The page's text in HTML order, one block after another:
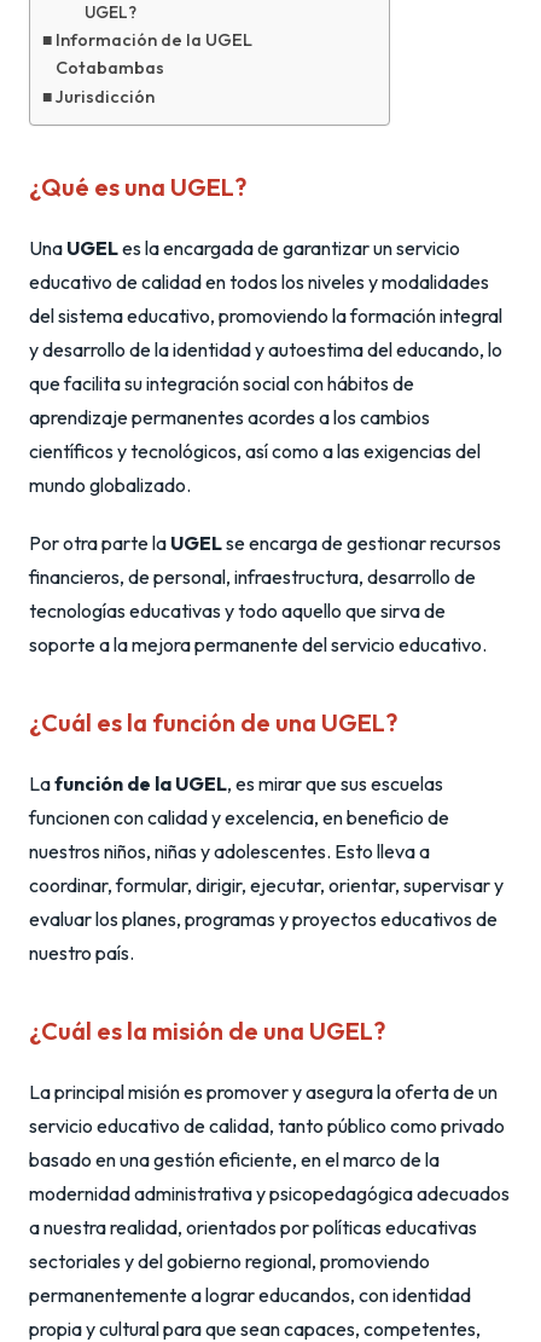
UGEL?
Información de la UGEL
Cotabambas
Jurisdicción
¿Qué es una UGEL?
Una UGELes la encargada de garantizar un servicio
educativo de calidad en todos los niveles y modalidades
del sistema educativo, promoviendo la formación integral
y desarrollo de la identidad y autoestima del educando, lo
que facilita su integración social con hábitos de
aprendizaje permanentes acordes a los cambios
científicos y tecnológicos, así como a las exigencias del
mundo globalizado.
Por otra parte la UGELse encarga de gestionar recursos
financieros, de personal, infraestructura, desarrollo de
tecnologías educativas y todo aquello que sirva de
soporte a la mejora permanente del servicio educativo.
¿Cuál es la función de una UGEL?
Lafunción de la UGEL, es mirar que sus escuelas
funcionen con calidad y excelencia, en beneficio de
nuestros niños, niñas y adolescentes. Esto lleva a
coordinar, formular, dirigir, ejecutar, orientar, supervisar y
evaluar los planes, programas y proyectos educativos de
nuestro país.
¿Cuál es la misión de una UGEL?
La principal misión es promover y asegura la oferta de un
servicio educativo de calidad, tanto público como privado
basado en una gestión eficiente, en el marco de la
modernidad administrativa y psicopedagógica adecuados
a nuestra realidad, orientados por políticas educativas
sectoriales y del gobierno regional, promoviendo
permanentemente a lograr educandos, con identidad
propia y cultural para que sean capaces, competentes,